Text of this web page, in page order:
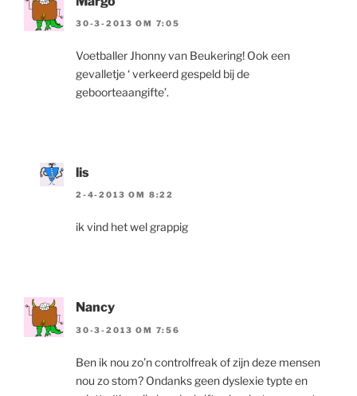
30-3-2013 OM 7:05
Voetballer Jhonny van Beukering! Ook een
gevalletje ‘ verkeerd gespeld bij de
geboorteaangifte’.
lis
2-4-2013 OM 8:22
ik vind het wel grappig
Nancy
30-3-2013 OM 7:56
Ben ik nou zo’n controlfreak of zijn deze mensen
nou zo stom? Ondanks geen dyslexie typte en